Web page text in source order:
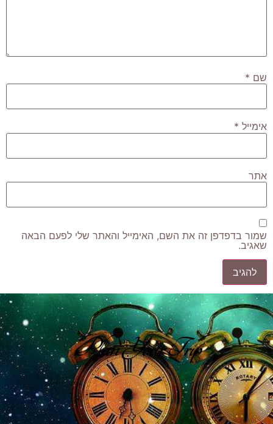
שם *
אימייל *
אתר
שמור בדפדפן זה את השם, האימייל והאתר שלי לפעם הבאה
שאגיב.
Plan Your Trip